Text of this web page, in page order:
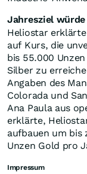
Jahresziel
Heliostar
auf Kurs, die
bis 55.000
Silber zu
Angaben des
Colorada und
Ana Paula aus
erklärte,
aufbauen um bis
Unzen Gold pro
Impressum